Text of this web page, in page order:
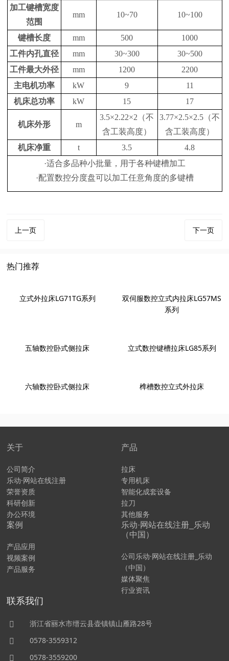
加工键槽宽度
范围
mm 10~70 10~100
键槽长度 mm 500
1000
工件内孔直径
mm 30~300
30~500
工件最大外径
mm 1200
2200
主电机功率
kW 9
11
机床总功率
kW 15 17
机床外形 m
3.5×2.22×2（不
含工装高度）
3.77×2.5×2.5（不
含工装高度）
机床净重
t 3.5
4.8
·适合多品种小批量，用于各种键槽加工
·配置数控分度盘可以加工任意角度的多键槽
上一页 下一页
热门推荐
立式外拉床LG71TG系列
双伺服数控立式内拉床LG57MS
系列
五轴数控卧式侧拉床 立式数控键槽拉床LG85系列
六轴数控卧式侧拉床 榫槽数控立式外拉床
关于
公司简介
乐动·网站在线注册
荣誉资质
科研创新
办公环境
产品
拉床
专用机床
智能化成套设备
拉刀
其他服务
案例
产品应用
视频案例
产品服务
乐动·网站在线注册_乐动
（中国）
公司乐动·网站在线注册_乐动
（中国）
媒体聚焦
行业资讯
联系我们
浙江省丽水市缙云县壶镇镇山雁路28号
0578-3559312
0578-3559200